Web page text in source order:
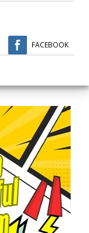
FACEBOOK